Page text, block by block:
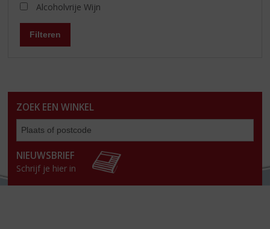
Alcoholvrije Wijn
Filteren
ZOEK EEN WINKEL
NIEUWSBRIEF
Schrijf je hier in